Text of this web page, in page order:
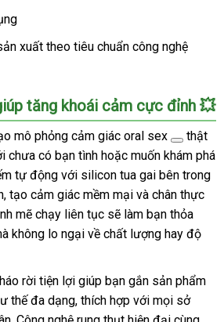
xuất theo tiêu chuẩn công nghệ
tăng khoái cảm cực đỉnh 💥
mô phỏng cảm giác oral sex
thật
chưa có bạn tình hoặc muốn khám phá
tự động với silicon tua gai bên trong
tạo cảm giác mềm mại và chân thực
mẽ chạy liên tục sẽ làm bạn thỏa
không lo ngại về chất lượng hay độ
rời tiện lợi giúp bạn gắn sản phẩm
thế đa dạng, thích hợp với mọi sở